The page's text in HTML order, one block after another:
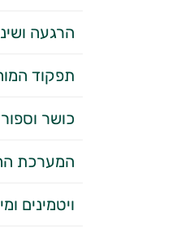
הרגעה
תפקוד
כושר
המערכת
ויטמינים